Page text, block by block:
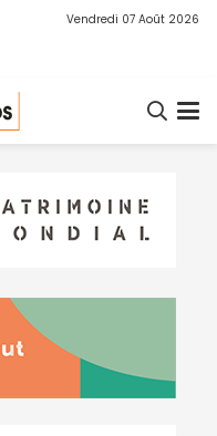
Vendredi 07 Août 2026